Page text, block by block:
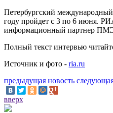
Петербургский
году пройдет с 3 по 6 июня.
информационный партнер
Полный текст интервью
Источник и фото - ria.ru
предыдущая новость
вверх